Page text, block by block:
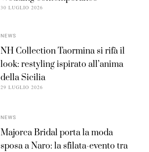
30 LUGLIO 2026
NEWS
NH Collection Taormina si rifà il
look: restyling ispirato all’anima
della Sicilia
29 LUGLIO 2026
NEWS
Majorca Bridal porta la moda
sposa a Naro: la sfilata-evento tra